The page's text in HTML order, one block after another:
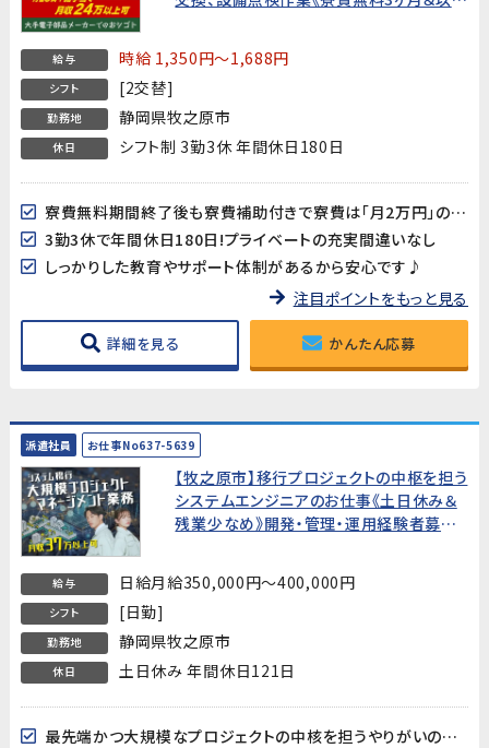
給与 時給 1,350円～1,688円
シフト [2交替]
勤務地 静岡県牧之原市
休日 シフト制 3勤3休 年間休日180日
寮費無料期間終了後も寮費補助付きで寮費は「月2万円」の格安♪
3勤3休で年間休日180日!プライベートの充実間違いなし
しっかりした教育やサポート体制があるから安心です♪
注目ポイントをもっと見る
詳細を見る かんたん応募
派遣社員 お仕事No637-5639
【牧之原市】移行プロジェクトの中枢を担う
システムエンジニアのお仕事《土日休み＆
残業少なめ》開発・管理・運用経験者募集
給与 日給月給350,000円～400,000円
シフト [日勤]
勤務地 静岡県牧之原市
休日 土日休み 年間休日121日
最先端かつ大規模なプロジェクトの中核を担うやりがいのあるポジション！